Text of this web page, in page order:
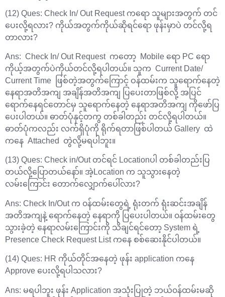
(12) Ques: Check In/ Out Request ကရော သူများအတွက် တင်
ပေးလို့ရလား? ကိုယ်အတွက်ကိုယ်ဆိုရင်ရော ဖုန်းမှာပဲ တင်လို့ရ
တာလား?
Ans: Check In/ Out Request ကတော့ Mobile ရော PC ရော
ကိုယ့်အတွက်ပဲကိုယ်တင်လို့ရပါတယ်။ သူက Current Date/
Current Time ဖြစ်တဲ့အတွက်ကြောင့် ဝန်ထမ်းက သူရောက်နေတဲ့
နေရာအတိအကျ အချိန်အတိအကျ ပြပေးတာဖြစ်လို့ အပြင်
ရောက်နေရင်တောင်မှ သူရောက်နေတဲ့ နေရာအတိအကျ ကိုဖော်ပြ
ပေးပါတယ်။ ဓာတ်ပုံနှင့်တကွ တစ်ခါတည်း တင်လို့ရပါတယ်။
ဓာတ်ပုံကလည်း လက်ရှိပုံကို ရိုက်ရတာဖြစ်ပါတယ် Gallery ထဲ
ကနေ Attached တွဲလို့မရပါဘူး။
(13) Ques: Check in/Out တင်ရင် Locationပါ တစ်ခါတည်းပြ
တယ်လို့ပြောတယ်နော်။ အဲ့Location က သူသွားနေတဲ့
လမ်းကြောင်း တောက်လျှောက်ပေါ်လား?
Ans: Check In/Out က ၀န်ထမ်းတွေရဲ့ ရုံးတက် ရုံးဆင်းအချိန်
အတိအကျနဲ့ ရောက်နေတဲ့ နေရာကို ပြပေးပါတယ်။ ၀န်ထမ်းတွေ
သွားခဲ့တဲ့ နေရာလမ်းကြောင်းကို သိချင်ရင်တော့ System ရဲ့
Presence Check Request List ကနေ စစ်ဆေးနိုင်ပါတယ်။
(14) Ques: HR ကိုယ်တိုင်အနေတဲ့ ဖုန်း application ကနေ
Approve ပေးလို့ရပါသလား?
Ans: မရပါဘူး ဖုန်း Application အသုံးပြုတဲ့ ဘယ်၀န်ထမ်းမဆို